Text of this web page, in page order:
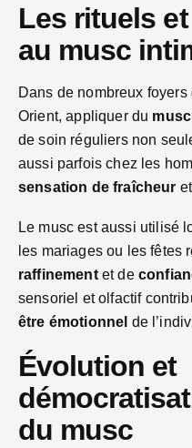
Les rituels
au musc
Dans de nombreux
Orient, appliquer du
de soin réguliers non
aussi parfois chez les
sensation de fraîcheur
Le musc est aussi utilisé
les mariages ou les fêtes
raffinementet de
sensoriel et olfactif
être émotionnel de
Évolution et
du musc